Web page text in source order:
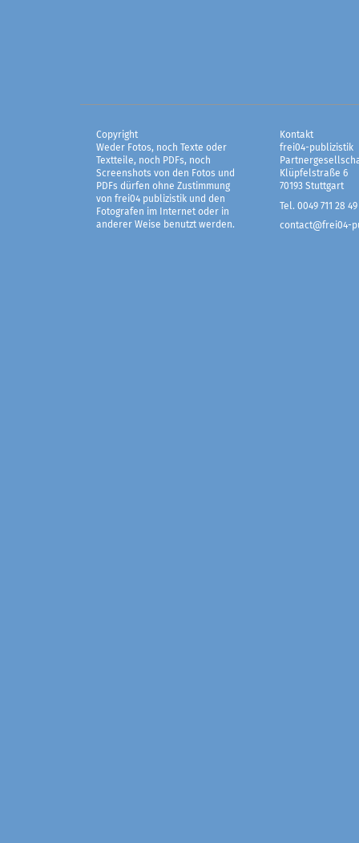
Copyright
Weder Fotos, noch Texte oder
Textteile, noch PDFs, noch
Screenshots von den Fotos und
PDFs dürfen ohne Zustimmung
von frei04 publizistik und den
Fotografen im Internet oder in
anderer Weise benutzt werden.
Kontakt
frei04-publizistik
Klüpfelstraße 6
70193 Stuttgart
Tel. 0049 711 28 49
contact@frei04-